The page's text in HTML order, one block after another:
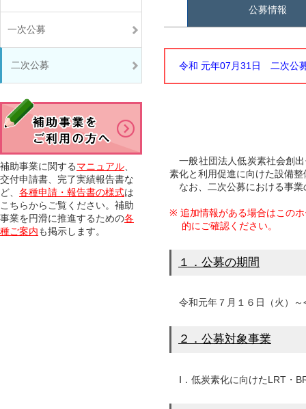
公募情報
令和 元年07月31日 二次公
一般社団法人低炭素社会創
素化と利用促進に向けた設備
なお、二次公募における事業
※ 追加情報がある場合はこの
的にご確認ください。
１．公募の期間
令和元年７月１６日（火）～
２．公募対象事業
Ⅰ．低炭素化に向けたLRT・
一次公募
二次公募
補助事業に関するマニュアル
交付申請書、完了実績報告書な
ど、 各種申請・報告書の様式は
こちらからご覧ください。補助
事業を円滑に推進するための各
種ご案内も掲示します。